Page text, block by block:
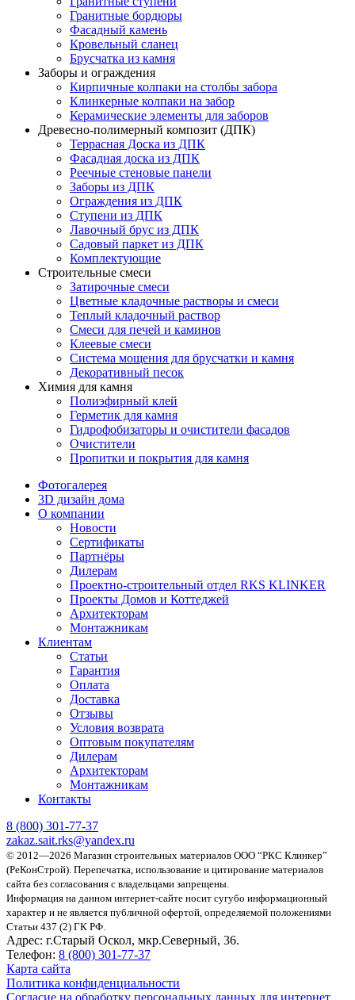
Гранитные бордюры
Фасадный камень
Кровельный сланец
Брусчатка из камня
Заборы и ограждения
Кирпичные колпаки на столбы забора
Клинкерные колпаки на забор
Керамические элементы для заборов
Древесно-полимерный композит (ДПК)
Террасная Доска из ДПК
Фасадная доска из ДПК
Реечные стеновые панели
Заборы из ДПК
Ограждения из ДПК
Ступени из ДПК
Лавочный брус из ДПК
Садовый паркет из ДПК
Комплектующие
Строительные смеси
Затирочные смеси
Цветные кладочные растворы и смеси
Теплый кладочный раствор
Смеси для печей и каминов
Клеевые смеси
Система мощения для брусчатки и камня
Декоративный песок
Химия для камня
Полиэфирный клей
Герметик для камня
Гидрофобизаторы и очистители фасадов
Очистители
Пропитки и покрытия для камня
Фотогалерея
3D дизайн дома
О компании
Новости
Сертификаты
Партнёры
Дилерам
Проектно-строительный отдел RKS KLINKER
Проекты Домов и Коттеджей
Архитекторам
Монтажникам
Клиентам
Статьи
Гарантия
Оплата
Доставка
Отзывы
Условия возврата
Оптовым покупателям
Дилерам
Архитекторам
Монтажникам
Контакты
8 (800) 301-77-37
zakaz.sait.rks@yandex.ru
© 2012—2026 Магазин строительных материалов ООО “РКС Клинкер”
(РеКонСтрой). Перепечатка, использование и цитирование материалов
сайта без согласования с владельцами запрещены.
Информация на данном интернет-сайте носит сугубо информационный
характер и не является публичной офертой, определяемой положениями
Статьи 437 (2) ГК РФ.
Адрес: г.Старый Оскол, мкр.Северный, 36.
Телефон: 8 (800) 301-77-37
Карта сайта
Политика конфиденциальности